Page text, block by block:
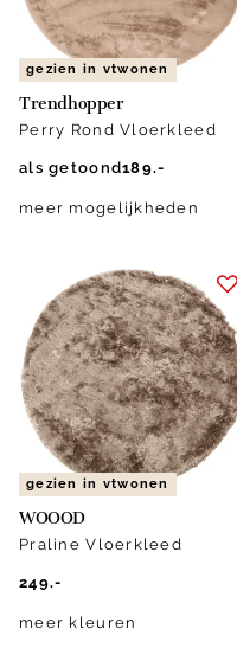
gezien in vtwonen
Trendhopper
Perry Rond Vloerkleed
als getoond189.-
meer mogelijkheden
gezien in vtwonen
WOOOD
Praline Vloerkleed
249.-
meer kleuren